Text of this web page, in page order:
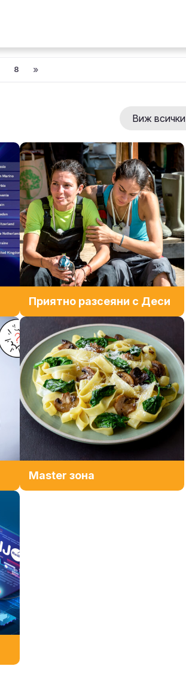
8 »
Виж всички
Приятно разсеяни с Деси
Master зона